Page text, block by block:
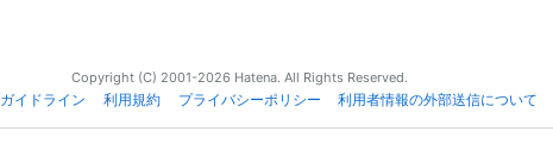
Copyright (C) 2001-2026 Hatena. All Rights Reserved.
ガイドライン 利用規約 プライバシーポリシー 利用者情報の外部送信について